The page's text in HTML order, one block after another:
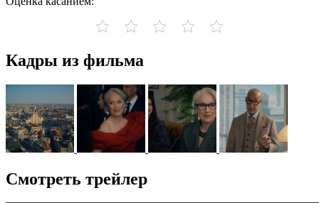
Кадры из фильма
Смотреть трейлер